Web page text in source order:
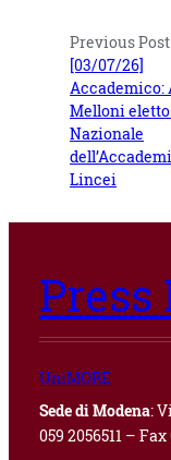
Previous Post
[03/07/26]
Accademico:
Melloni
Nazionale
Lincei
Press
UniMORE
Sede di Modena:
059 2056511 – Fax